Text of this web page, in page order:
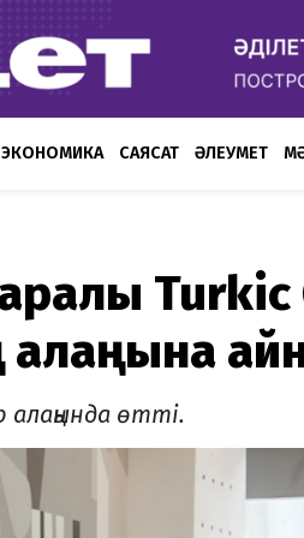
ЭКОНОМИКА САЯСАТ ӘЛЕУМЕТ
Turkic
алаңында өтті.